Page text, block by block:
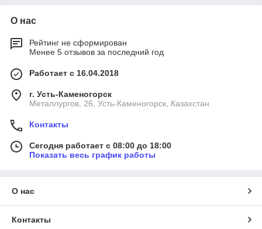
О нас
Рейтинг не сформирован
Менее 5 отзывов за последний год
Работает с 16.04.2018
г. Усть-Каменогорск
Металлургов, 26, Усть-Каменогорск, Казахстан
Контакты
Сегодня работает с 08:00 до 18:00
Показать весь график работы
О нас
Контакты